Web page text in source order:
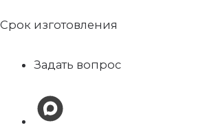
Срок изготовления
Задать вопрос